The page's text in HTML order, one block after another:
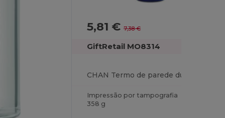
5,81 €7,38 €
GiftRetail MO8314
Impressão por tampografia
358 g